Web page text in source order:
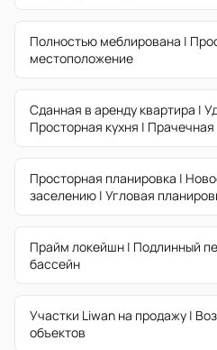
Полностью меблирована |
местоположение
Сданная в аренду квартира |
Просторная кухня | Прачечная
Просторная планировка |
заселению | Угловая
Прайм локейшн | Подлинный
бассейн
Участки Liwan на продажу |
объектов